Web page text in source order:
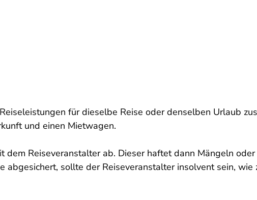
für dieselbe Reise oder denselben Urlaub
und einen Mietwagen.
dem Reiseveranstalter ab. Dieser haftet dann Mängeln
sollte der Reiseveranstalter insolvent sein, wie